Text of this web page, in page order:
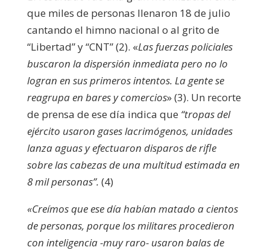
que miles de personas llenaron 18 de julio
cantando el himno nacional o al grito de
“Libertad” y “CNT” (2). «Las fuerzas policiales
buscaron la dispersión inmediata pero no lo
logran en sus primeros intentos. La gente se
reagrupa en bares y comercios» (3). Un recorte
de prensa de ese día indica que “tropas del
ejército usaron gases lacrimógenos, unidades
lanza aguas y efectuaron disparos de rifle
sobre las cabezas de una multitud estimada en
8 mil personas”. (4)
«Creímos que ese día habían matado a cientos
de personas, porque los militares procedieron
con inteligencia -muy raro- usaron balas de